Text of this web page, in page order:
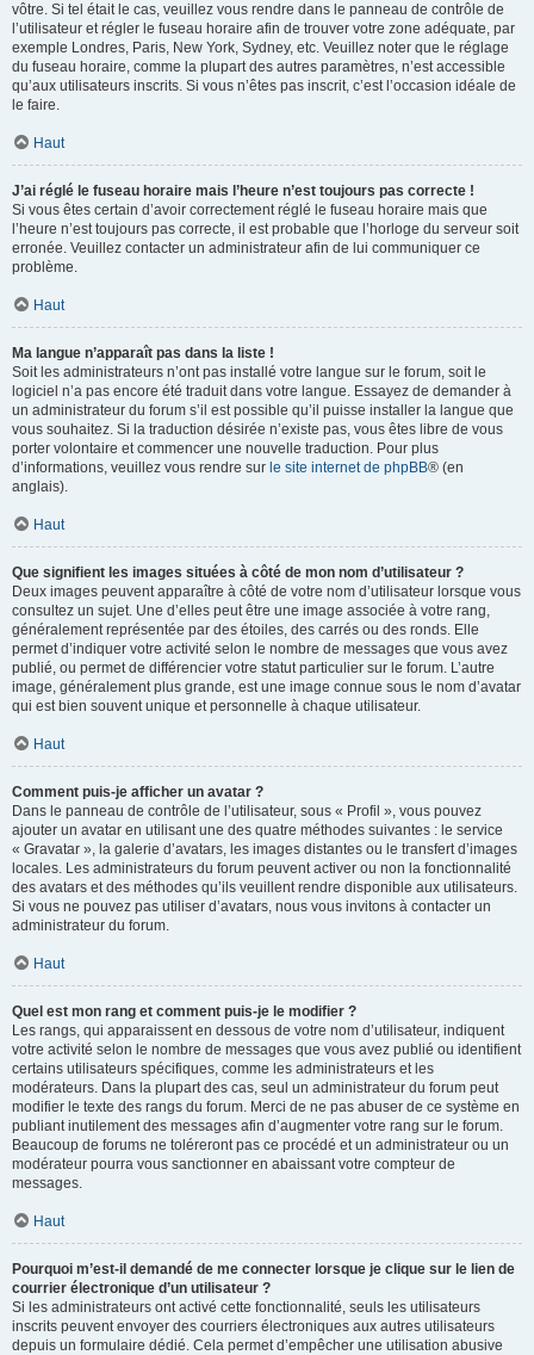
vôtre. Si tel était le cas, veuillez vous rendre dans le panneau de contrôle de
l’utilisateur et régler le fuseau horaire afin de trouver votre zone adéquate, par
exemple Londres, Paris, New York, Sydney, etc. Veuillez noter que le réglage
du fuseau horaire, comme la plupart des autres paramètres, n’est accessible
qu’aux utilisateurs inscrits. Si vous n’êtes pas inscrit, c’est l’occasion idéale de
le faire.
Haut
J’ai réglé le fuseau horaire mais l’heure n’est toujours pas correcte !
Si vous êtes certain d’avoir correctement réglé le fuseau horaire mais que
l’heure n’est toujours pas correcte, il est probable que l’horloge du serveur soit
erronée. Veuillez contacter un administrateur afin de lui communiquer ce
problème.
Haut
Ma langue n’apparaît pas dans la liste !
Soit les administrateurs n’ont pas installé votre langue sur le forum, soit le
logiciel n’a pas encore été traduit dans votre langue. Essayez de demander à
un administrateur du forum s’il est possible qu’il puisse installer la langue que
vous souhaitez. Si la traduction désirée n’existe pas, vous êtes libre de vous
porter volontaire et commencer une nouvelle traduction. Pour plus
d’informations, veuillez vous rendre sur le site internet de phpBB® (en
anglais).
Haut
Que signifient les images situées à côté de mon nom d’utilisateur ?
Deux images peuvent apparaître à côté de votre nom d’utilisateur lorsque vous
consultez un sujet. Une d’elles peut être une image associée à votre rang,
généralement représentée par des étoiles, des carrés ou des ronds. Elle
permet d’indiquer votre activité selon le nombre de messages que vous avez
publié, ou permet de différencier votre statut particulier sur le forum. L’autre
image, généralement plus grande, est une image connue sous le nom d’avatar
qui est bien souvent unique et personnelle à chaque utilisateur.
Haut
Comment puis-je afficher un avatar ?
Dans le panneau de contrôle de l’utilisateur, sous « Profil », vous pouvez
ajouter un avatar en utilisant une des quatre méthodes suivantes : le service
« Gravatar », la galerie d’avatars, les images distantes ou le transfert d’images
locales. Les administrateurs du forum peuvent activer ou non la fonctionnalité
des avatars et des méthodes qu’ils veuillent rendre disponible aux utilisateurs.
Si vous ne pouvez pas utiliser d’avatars, nous vous invitons à contacter un
administrateur du forum.
Haut
Quel est mon rang et comment puis-je le modifier ?
Les rangs, qui apparaissent en dessous de votre nom d’utilisateur, indiquent
votre activité selon le nombre de messages que vous avez publié ou identifient
certains utilisateurs spécifiques, comme les administrateurs et les
modérateurs. Dans la plupart des cas, seul un administrateur du forum peut
modifier le texte des rangs du forum. Merci de ne pas abuser de ce système en
publiant inutilement des messages afin d’augmenter votre rang sur le forum.
Beaucoup de forums ne toléreront pas ce procédé et un administrateur ou un
modérateur pourra vous sanctionner en abaissant votre compteur de
messages.
Haut
Pourquoi m’est-il demandé de me connecter lorsque je clique sur le lien de
courrier électronique d’un utilisateur ?
Si les administrateurs ont activé cette fonctionnalité, seuls les utilisateurs
inscrits peuvent envoyer des courriers électroniques aux autres utilisateurs
depuis un formulaire dédié. Cela permet d’empêcher une utilisation abusive